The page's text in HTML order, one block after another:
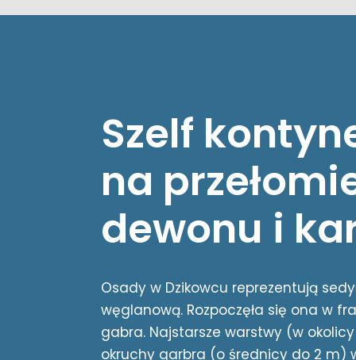
Szelf
na
dewonu i
Osady w Dzikowcu reprezentują
węglanową. Rozpoczęła się ona w
gabra. Najstarsze warstwy (w
okruchy garbra (o średnicy do 2 m)